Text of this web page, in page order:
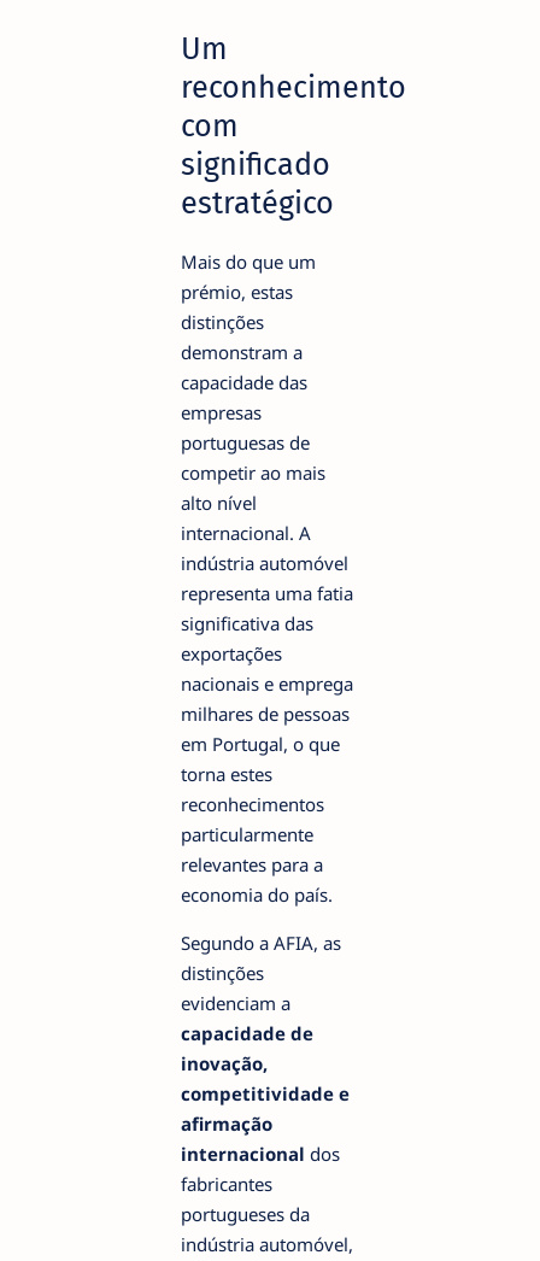
Um
reconhecimento
com
significado
estratégico
Mais do que um
prémio, estas
distinções
demonstram a
capacidade das
empresas
portuguesas de
competir ao mais
alto nível
internacional. A
indústria automóvel
representa uma fatia
significativa das
exportações
nacionais e emprega
milhares de pessoas
em Portugal, o que
torna estes
reconhecimentos
particularmente
relevantes para a
economia do país.
Segundo a AFIA, as
distinções
evidenciam a
capacidade de
inovação,
competitividade e
afirmação
internacional dos
fabricantes
portugueses da
indústria automóvel,